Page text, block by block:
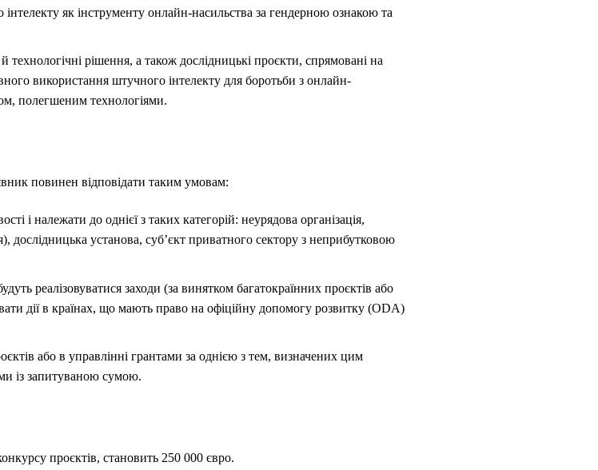
як інструменту онлайн-насильства за гендерною ознакою та
технологічні рішення, а також дослідницькі проєкти, спрямовані на
використання штучного інтелекту для боротьби з онлайн-
полегшеним технологіями.
повинен відповідати таким умовам:
і належати до однієї з таких категорій: неурядова організація,
дослідницька установа, суб’єкт приватного сектору з неприбутковою
реалізовуватися заходи (за винятком багатокраїнних проєктів або
дії в країнах, що мають право на офіційну допомогу розвитку (ODA)
або в управлінні грантами за однією з тем, визначених цим
із запитуваною сумою.
проєктів, становить 250 000 євро.